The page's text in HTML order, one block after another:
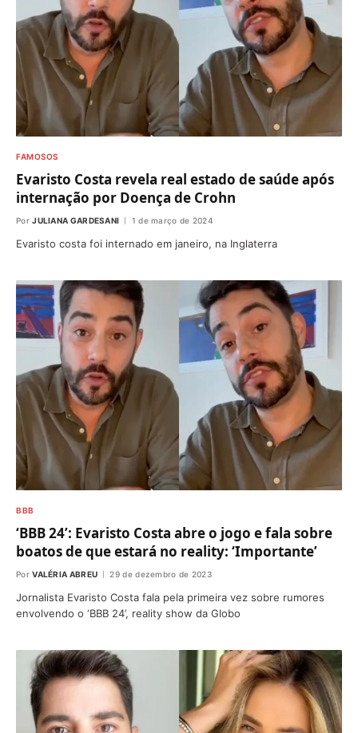
FAMOSOS
Evaristo Costa revela real estado de saúde após
internação por Doença de Crohn
Por JULIANA GARDESANI 1 de março de 2024
Evaristo costa foi internado em janeiro, na Inglaterra
BBB
‘BBB 24’: Evaristo Costa abre o jogo e fala sobre
boatos de que estará no reality: ‘Importante’
Por VALÉRIA ABREU 29 de dezembro de 2023
Jornalista Evaristo Costa fala pela primeira vez sobre rumores
envolvendo o ‘BBB 24’, reality show da Globo